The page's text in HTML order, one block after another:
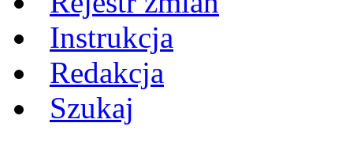
Instrukcja
Redakcja
Szukaj